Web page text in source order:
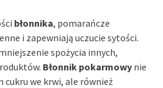
błonnika, pomarańcze
i zapewniają uczucie sytości.
spożycia innych,
Błonnik pokarmowy nie
we krwi, ale również